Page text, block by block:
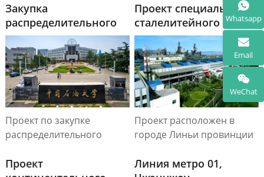
Закупка
распределительного
устройства 35 кВ для
Китайского нефтяного
университета
Проект по закупке
распределительного
35 кВ для кампуса
Проект специального
сталелитейного
завода в Линьи Санде
Проект расположен в
городе Линьи провинции
площадь в 296 человек. 5
Проект
Линия метро 01,
Whatsapp
Email
WeChat